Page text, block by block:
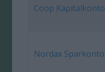
Coop Kapitalkonto
Nordax Sparkonto